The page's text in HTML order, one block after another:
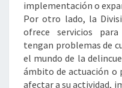
implementación o
Por otro lado, la
ofrece servicios
tengan problemas de
el mundo de la
ámbito de actuación o
afectar a su actividad,